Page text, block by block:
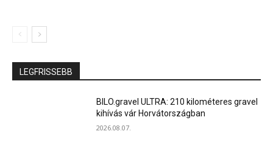
LEGFRISSEBB
BILO.gravel ULTRA: 210 kilométeres gravel
kihívás vár Horvátországban
2026.08.07.